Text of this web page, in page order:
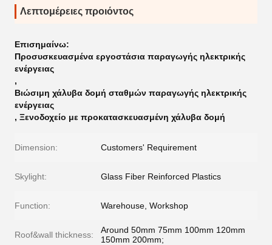
Λεπτομέρειες προιόντος
Επισημαίνω:
Προσυσκευασμένα εργοστάσια παραγωγής ηλεκτρικής
ενέργειας
,
Βιώσιμη χάλυβα δομή σταθμών παραγωγής ηλεκτρικής
ενέργειας
, Ξενοδοχείο με προκατασκευασμένη χάλυβα δομή
Dimension: Customers' Requirement
Skylight: Glass Fiber Reinforced Plastics
Function: Warehouse, Workshop
Roof&wall thickness:
Around 50mm 75mm 100mm 120mm
150mm 200mm;